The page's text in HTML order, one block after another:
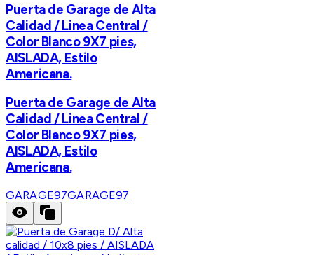
Puerta de Garage de Alta
Calidad / Linea Central /
Color Blanco 9X7 pies,
AISLADA, Estilo
Americana.
Puerta de Garage de Alta
Calidad / Linea Central /
Color Blanco 9X7 pies,
AISLADA, Estilo
Americana.
GARAGE97GARAGE97